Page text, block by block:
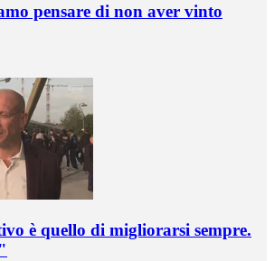
pensare di non aver vinto
è quello di migliorarsi sempre.